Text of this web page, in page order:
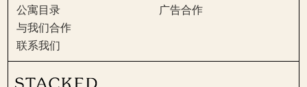
公寓目录
与我们合作
联系我们
广告合作